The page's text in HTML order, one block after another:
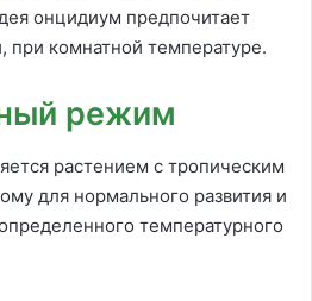
онцидиум предпочитает
при комнатной температуре.
режим
растением с тропическим
для нормального развития и
температурного